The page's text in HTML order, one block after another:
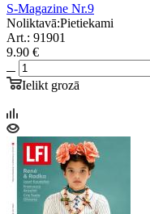
S-Magazine Nr.9
Noliktavā:Pietiekami
Art.: 91901
9.90 €
Ielikt grozā